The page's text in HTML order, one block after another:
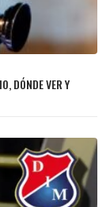
DÓNDE VER Y